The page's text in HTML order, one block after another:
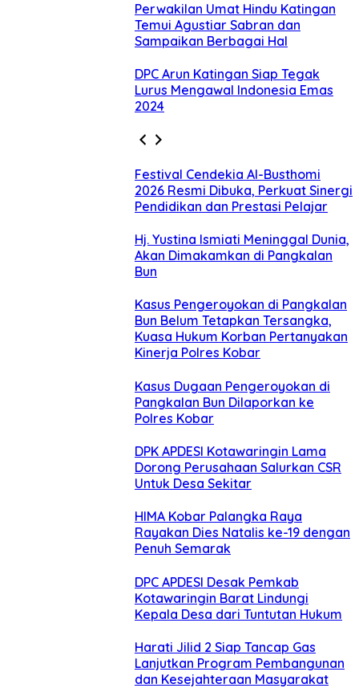
Perwakilan Umat Hindu Katingan
Temui Agustiar Sabran dan
Sampaikan Berbagai Hal
DPC Arun Katingan Siap Tegak
Lurus Mengawal Indonesia Emas
2024
Festival Cendekia Al-Busthomi
2026 Resmi Dibuka, Perkuat Sinergi
Pendidikan dan Prestasi Pelajar
Hj. Yustina Ismiati Meninggal Dunia,
Akan Dimakamkan di Pangkalan
Bun
Kasus Pengeroyokan di Pangkalan
Bun Belum Tetapkan Tersangka,
Kuasa Hukum Korban Pertanyakan
Kinerja Polres Kobar
Kasus Dugaan Pengeroyokan di
Pangkalan Bun Dilaporkan ke
Polres Kobar
DPK APDESI Kotawaringin Lama
Dorong Perusahaan Salurkan CSR
Untuk Desa Sekitar
HIMA Kobar Palangka Raya
Rayakan Dies Natalis ke-19 dengan
Penuh Semarak
DPC APDESI Desak Pemkab
Kotawaringin Barat Lindungi
Kepala Desa dari Tuntutan Hukum
Harati Jilid 2 Siap Tancap Gas
Lanjutkan Program Pembangunan
dan Kesejahteraan Masyarakat